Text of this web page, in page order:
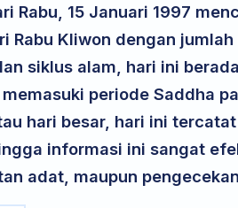
Rabu, 15 Januari 1997
Rabu Kliwon dengan
siklus alam, hari ini
periode Saddha
hari besar, hari ini
informasi ini sangat
adat, maupun